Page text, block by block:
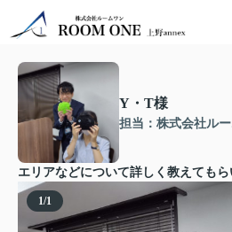
Y・T様
担当：株式会社ル
エリアなどについて詳しく教えてもら
1/1